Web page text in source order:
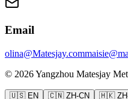
Email
olina@Matesjay.com
© 2026Yangzhou Matesjay
🇺🇸 EN 🇨🇳 ZH-CN 🇭🇰